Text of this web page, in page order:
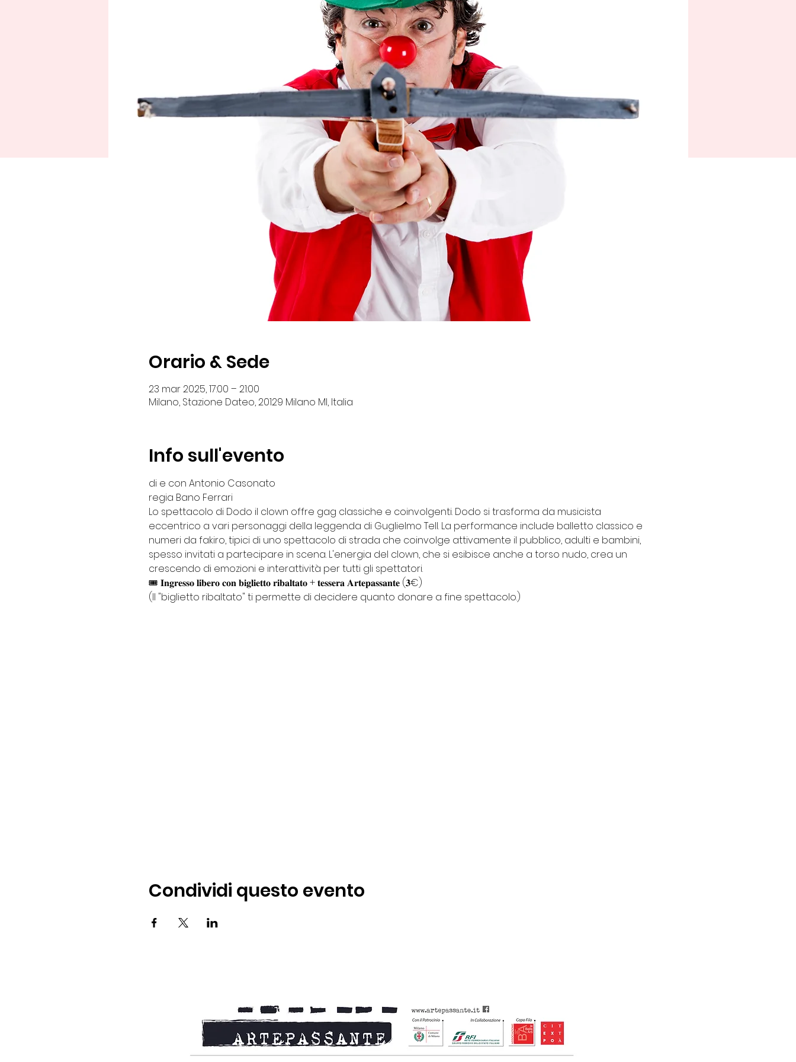
Orario & Sede
23 mar 2025, 17:00 – 21:00
Milano, Stazione Dateo, 20129 Milano MI, Italia
Info sull'evento
di e con Antonio Casonato
regia Bano Ferrari
Lo spettacolo di Dodo il clown offre gag classiche e coinvolgenti. Dodo si trasforma da musicista
eccentrico a vari personaggi della leggenda di Guglielmo Tell. La performance include balletto classico e
numeri da fakiro, tipici di uno spettacolo di strada che coinvolge attivamente il pubblico, adulti e bambini,
spesso invitati a partecipare in scena. L'energia del clown, che si esibisce anche a torso nudo, crea un
crescendo di emozioni e interattività per tutti gli spettatori.
🎟 𝐈𝐧𝐠𝐫𝐞𝐬𝐬𝐨 𝐥𝐢𝐛𝐞𝐫𝐨 𝐜𝐨𝐧 𝐛𝐢𝐠𝐥𝐢𝐞𝐭𝐭𝐨 𝐫𝐢𝐛𝐚𝐥𝐭𝐚𝐭𝐨 + 𝐭𝐞𝐬𝐬𝐞𝐫𝐚 𝐀𝐫𝐭𝐞𝐩𝐚𝐬𝐬𝐚𝐧𝐭𝐞 (𝟑€)
(Il "biglietto ribaltato" ti permette di decidere quanto donare a fine spettacolo.)
Condividi questo evento